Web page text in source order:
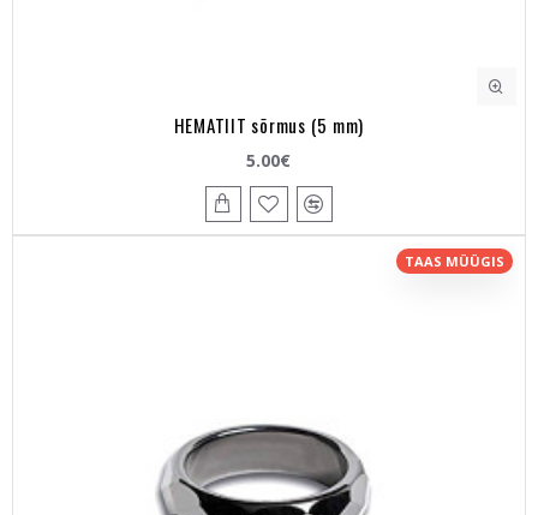
HEMATIIT sõrmus (5 mm)
5.00€
TAAS MÜÜGIS